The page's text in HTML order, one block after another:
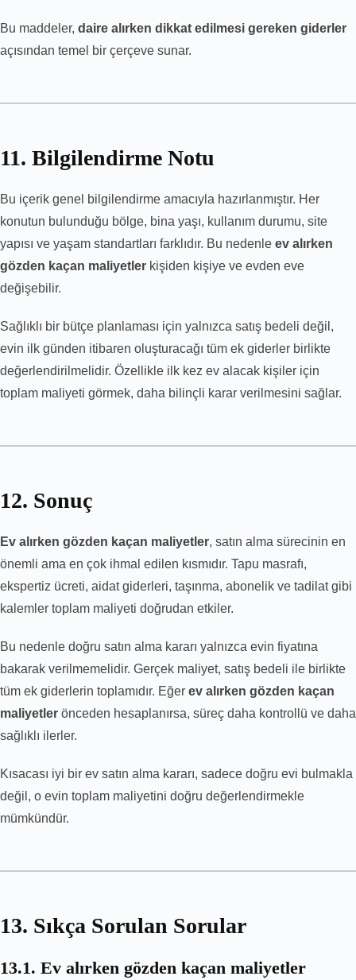
Bu maddeler, daire alırken dikkat edilmesi gereken giderler
açısından temel bir çerçeve sunar.
11. Bilgilendirme Notu
Bu içerik genel bilgilendirme amacıyla hazırlanmıştır. Her
konutun bulunduğu bölge, bina yaşı, kullanım durumu, site
yapısı ve yaşam standartları farklıdır. Bu nedenle ev alırken
gözden kaçan maliyetler kişiden kişiye ve evden eve
değişebilir.
Sağlıklı bir bütçe planlaması için yalnızca satış bedeli değil,
evin ilk günden itibaren oluşturacağı tüm ek giderler birlikte
değerlendirilmelidir. Özellikle ilk kez ev alacak kişiler için
toplam maliyeti görmek, daha bilinçli karar verilmesini sağlar.
12. Sonuç
Ev alırken gözden kaçan maliyetler, satın alma sürecinin en
önemli ama en çok ihmal edilen kısmıdır. Tapu masrafı,
ekspertiz ücreti, aidat giderleri, taşınma, abonelik ve tadilat gibi
kalemler toplam maliyeti doğrudan etkiler.
Bu nedenle doğru satın alma kararı yalnızca evin fiyatına
bakarak verilmemelidir. Gerçek maliyet, satış bedeli ile birlikte
tüm ek giderlerin toplamıdır. Eğer ev alırken gözden kaçan
maliyetler önceden hesaplanırsa, süreç daha kontrollü ve daha
sağlıklı ilerler.
Kısacası iyi bir ev satın alma kararı, sadece doğru evi bulmakla
değil, o evin toplam maliyetini doğru değerlendirmekle
mümkündür.
13. Sıkça Sorulan Sorular
13.1. Ev alırken gözden kaçan maliyetler